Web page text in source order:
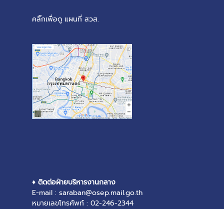
คลิ๊กเพื่อดู แผนที่ สวส.
♦ ติดต่อฝ่ายบริหารงานกลาง
E-mail : saraban@osep.mail.go.th
หมายเลขโทรศัพท์ : 02-246-2344